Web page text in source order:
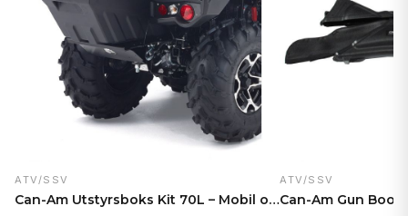
ATV/SSV
Can-Am Utstyrsboks Kit 70L – Mobil oppbevaring for…
ATV/SSV